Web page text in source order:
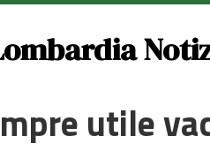
utile